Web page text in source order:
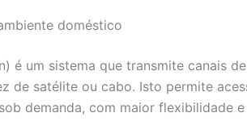
doméstico
é um sistema que transmite canais de
de satélite ou cabo. Isto permite
demanda, com maior flexibilidade e